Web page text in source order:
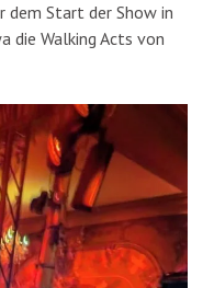
dem Start der Show in
die Walking Acts von